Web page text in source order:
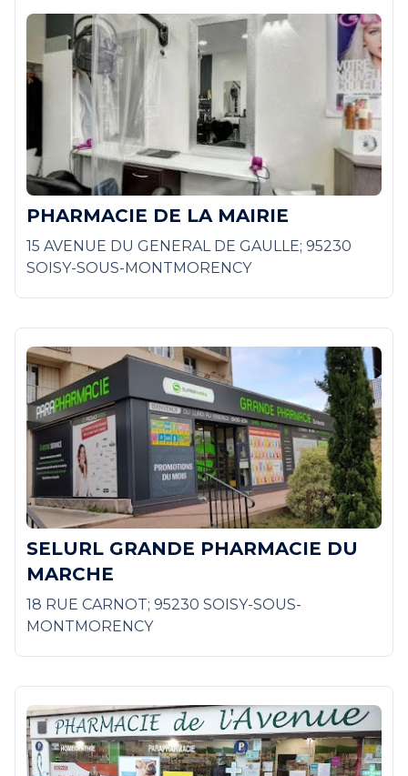
PHARMACIE DE LA MAIRIE
15 AVENUE DU GENERAL DE GAULLE; 95230
SOISY-SOUS-MONTMORENCY
SELURL GRANDE PHARMACIE DU
MARCHE
18 RUE CARNOT; 95230 SOISY-SOUS-
MONTMORENCY